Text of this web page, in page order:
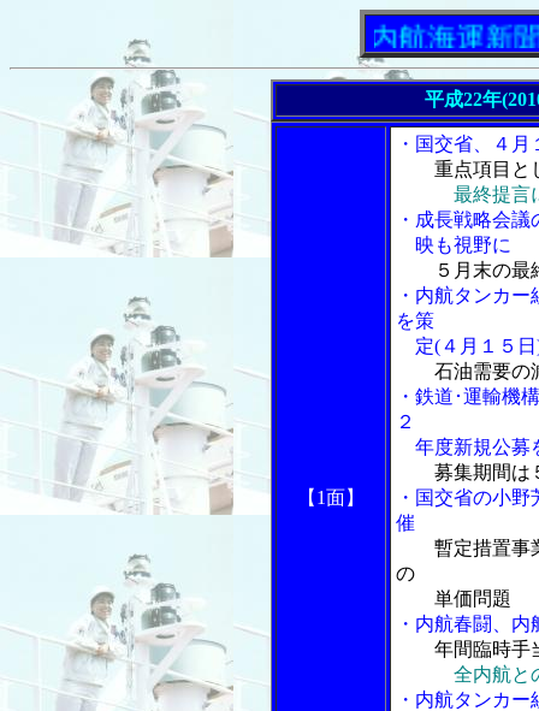
「内航海運新聞」ニ
平成22年
【1面】
・国交省、４
重点項目と
最終提言
・成長戦略会
映も視野に
５月末の
・内航タンカ
を策
定(４月１５日
石油需要の
・鉄道･運輸機
２
年度新規公募
募集期間は
・国交省の小
催
暫定措置事
の
単価問題
・内航春闘、
年間臨時手
全内航と
・内航タンカ